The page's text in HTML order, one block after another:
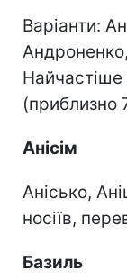
Варіанти:
Найчастіше
(приблизно
Анісім
Анісько,
носіїв,
Базиль